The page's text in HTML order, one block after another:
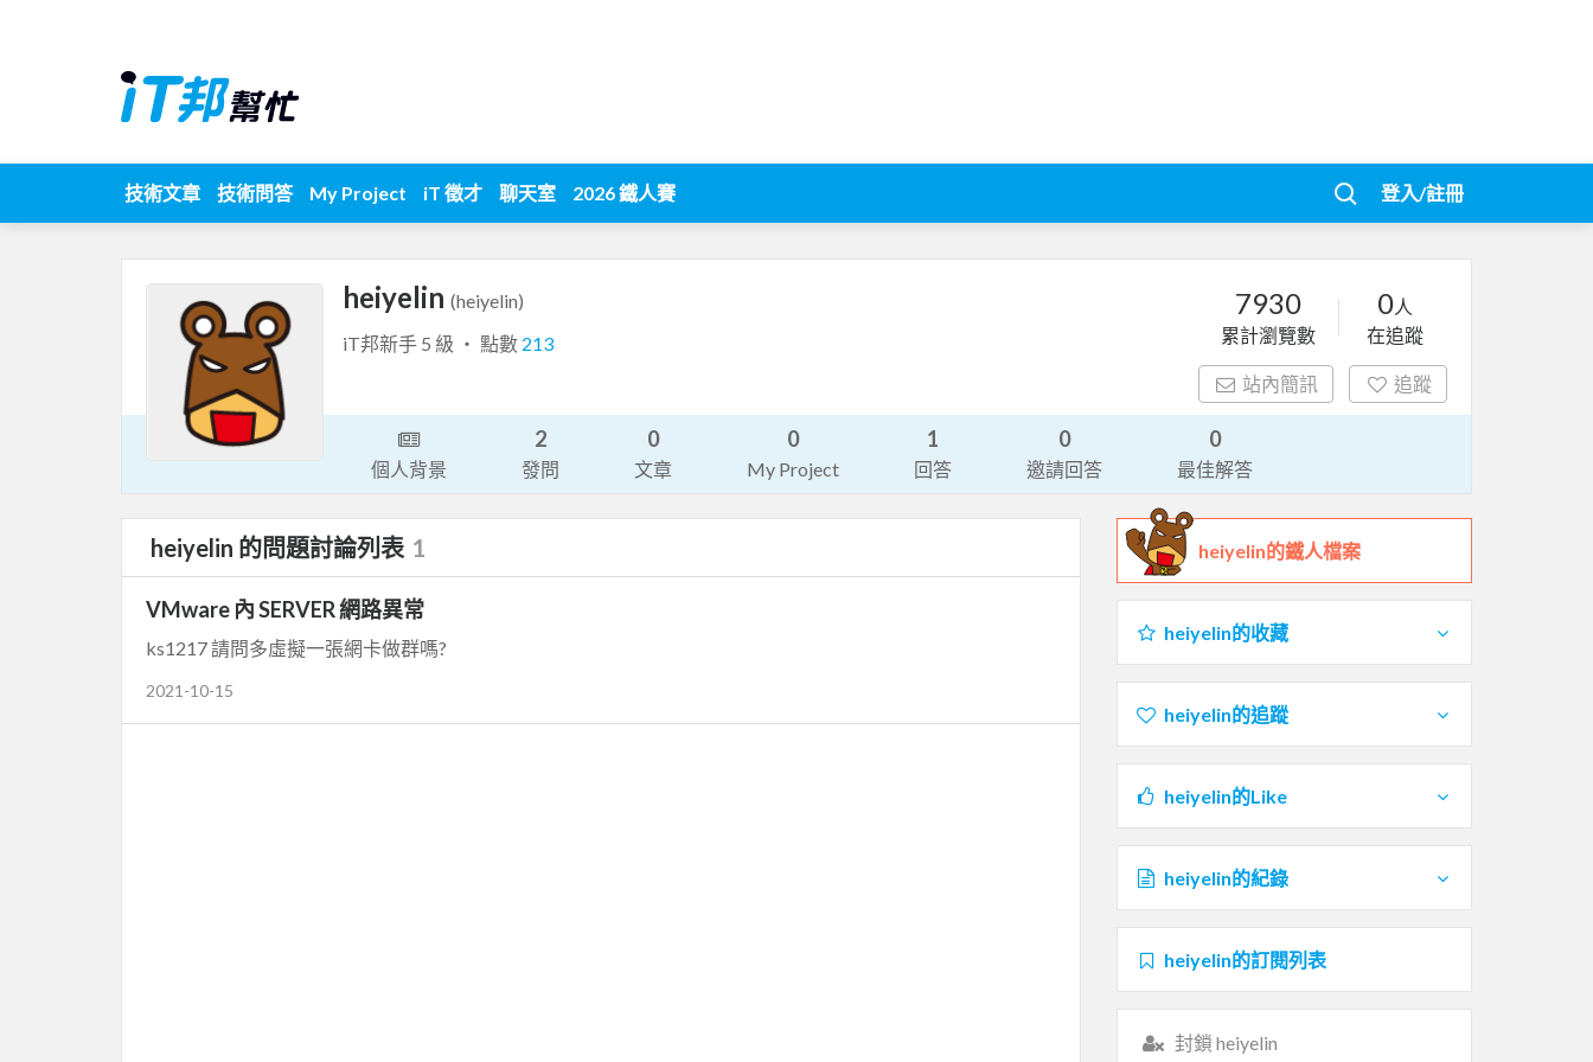
技術文章 技術問答 My Project iT 徵才 聊天室 2026 鐵人賽 登入/註冊
heiyelin (heiyelin)
iT邦新手 5 級 ‧ 點數 213
7930
累計瀏覽數
0人
在追蹤
站內簡訊 追蹤
個人背景
2
發問
0
文章
0
My Project
1
回答
0
邀請回答
0
最佳解答
heiyelin 的問題討論列表 1
VMware 內 SERVER 網路異常
ks1217 請問多虛擬一張網卡做群嗎?
2021-10-15
heiyelin的鐵人檔案
heiyelin的收藏
heiyelin的追蹤
heiyelin的Like
heiyelin的紀錄
heiyelin的訂閱列表
封鎖 heiyelin